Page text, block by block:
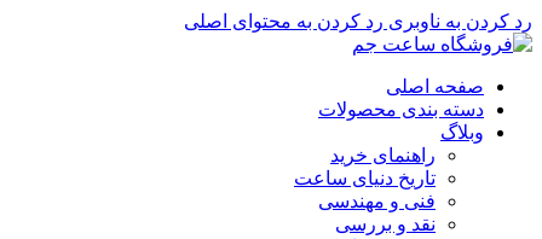
رد کردن به ناوبری رد کردن به محتوای اصلی
صفحه اصلی
دسته بندی محصولات
وبلاگ
راهنمای خرید
تاریخ دنیای ساعت
فنی و مهندسی
نقد و بررسی